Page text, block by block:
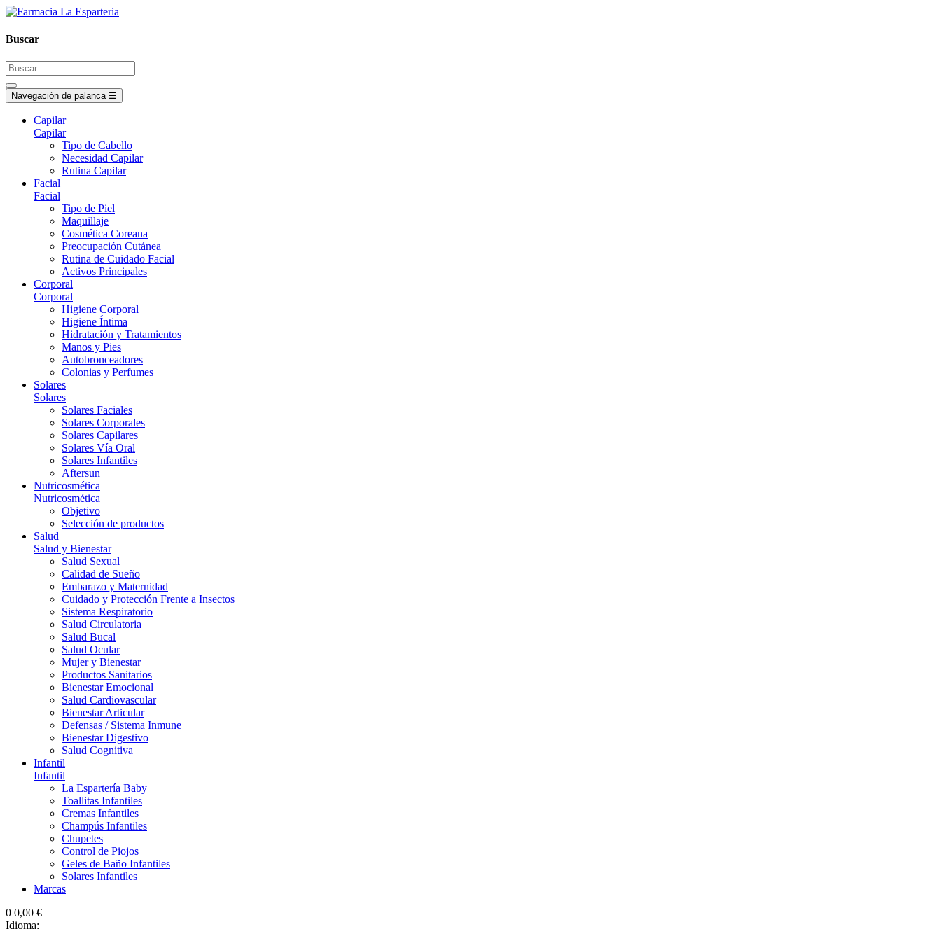
Buscar
Navegación de palanca ☰
Capilar
Capilar
Tipo de Cabello
Necesidad Capilar
Rutina Capilar
Facial
Facial
Tipo de Piel
Maquillaje
Cosmética Coreana
Preocupación Cutánea
Rutina de Cuidado Facial
Activos Principales
Corporal
Corporal
Higiene Corporal
Higiene Íntima
Hidratación y Tratamientos
Manos y Pies
Autobronceadores
Colonias y Perfumes
Solares
Solares
Solares Faciales
Solares Corporales
Solares Capilares
Solares Vía Oral
Solares Infantiles
Aftersun
Nutricosmética
Nutricosmética
Objetivo
Selección de productos
Salud
Salud y Bienestar
Salud Sexual
Calidad de Sueño
Embarazo y Maternidad
Cuidado y Protección Frente a Insectos
Sistema Respiratorio
Salud Circulatoria
Salud Bucal
Salud Ocular
Mujer y Bienestar
Productos Sanitarios
Bienestar Emocional
Salud Cardiovascular
Bienestar Articular
Defensas / Sistema Inmune
Bienestar Digestivo
Salud Cognitiva
Infantil
Infantil
La Espartería Baby
Toallitas Infantiles
Cremas Infantiles
Champús Infantiles
Chupetes
Control de Piojos
Geles de Baño Infantiles
Solares Infantiles
Marcas
0 0,00 €
Idioma: